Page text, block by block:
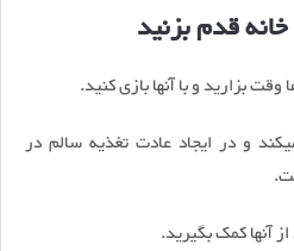
قدم بزنید
بزارید و با آنها بازی کنید.
و در ایجاد عادت تغذیه سالم در
آنها کمک بگیرید.